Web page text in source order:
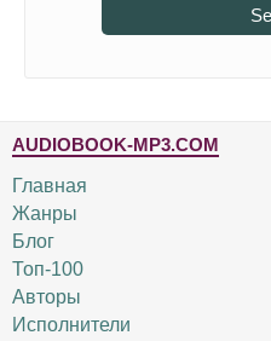
AUDIOBOOK-MP3.COM
Главная
Жанры
Блог
Топ-100
Авторы
Исполнители